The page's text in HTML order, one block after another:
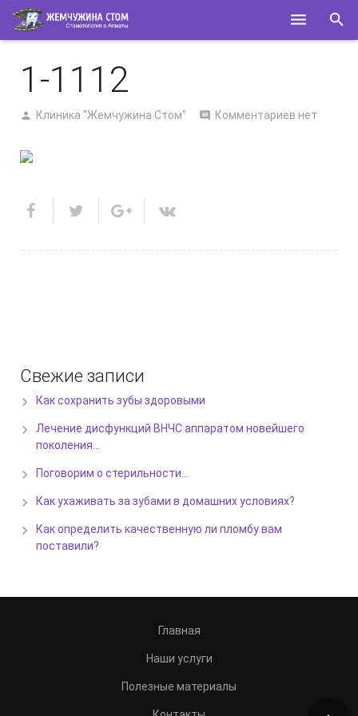
О НАС
КОНТАКТЫ
1-1112
Клиника "Жемчужина Стом" Комментариев нет
Свежие записи
Как сохранить зубы здоровыми
Лечение дисфункций ВНЧС аппаратом новейшего
поколения…
Поговорим о стерильности…
Как ухаживать за зубами в домашних условиях?
Как определить качественную ли пломбу вам
поставили?
Главная
Наши услуги
Полезные материалы